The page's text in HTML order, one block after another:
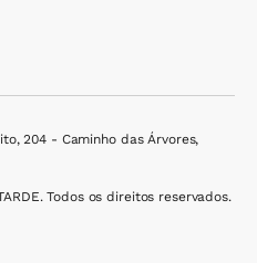
204 - Caminho das Árvores,
Todos os direitos reservados.